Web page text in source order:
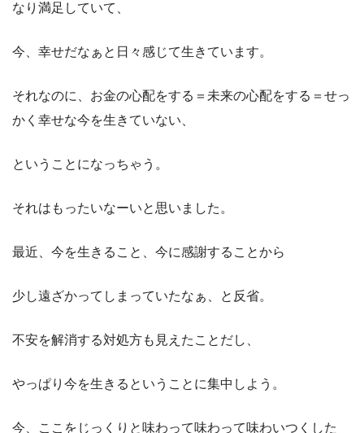
なり満足していて、
今、幸せだなぁと日々感じて生きています。
それなのに、お金の心配をする＝未来の心配をする＝せっ
かく幸せな今を生きていない、
ということになっちゃう。
それはもったいなーいと思いました。
最近、今を生きること、今に感謝することから
少し遠ざかってしまっていたなぁ、と反省。
不安を解消する対処方も見えたことだし、
やっぱり今を生きるということに集中しよう。
今、ここをじっくりと味わって味わって味わいつくした